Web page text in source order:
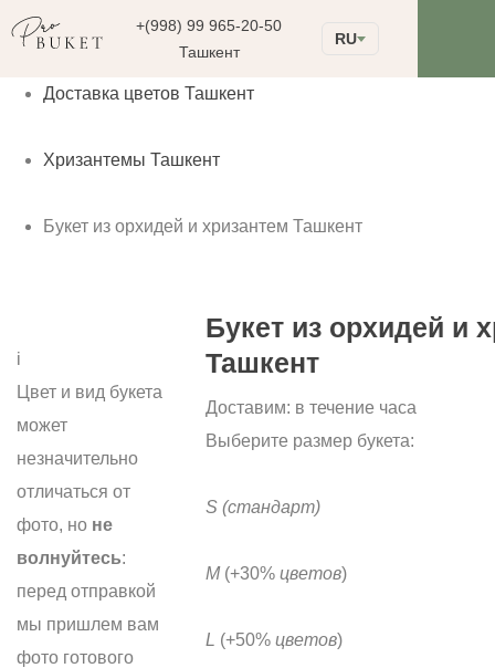
+(998) 99 965-20-50
Ташкент
RU
Доставка цветов Ташкент
Хризантемы Ташкент
Букет из орхидей и хризантем Ташкент
i
Цвет и вид букета
может
незначительно
отличаться от
фото, но не
волнуйтесь:
перед отправкой
мы пришлем вам
фото готового
Букет из орхидей и
Ташкент
Доставим: в течение часа
Выберите размер букета:
S (стандарт)
M(+30% цветов)
L (+50% цветов)